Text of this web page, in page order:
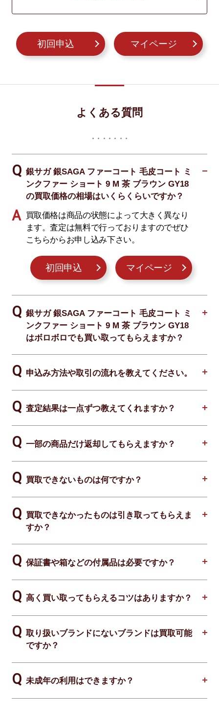
初回申込 マイページ
よくある質問
銀サガ 銀SAGA ファーコート 毛皮コート ミ
ンクファー ショート 9 M 茶 ブラウン GY18
の買取価格の相場はいくらくらいですか？
買取価格は商品の状態によって大きく異なり
ます。査定は無料で行っておりますのでぜひ
こちらからお申し込み下さい。
初回申込 マイページ
銀サガ 銀SAGA ファーコート 毛皮コート ミ
ンクファー ショート 9 M 茶 ブラウン GY18
はボロボロでも買い取ってもらえますか？
申込み方法や取引の流れを教えてください。
査定結果は一点ずつ教えてくれますか？
一部の商品だけ返却してもらえますか？
買取できないものは何ですか？
買取できなかったものは引き取ってもらえま
すか？
保証書や箱などの付属品は必要ですか？
高く買い取ってもらえるコツはありますか？
取り扱いブランドにないブランドは買取可能
ですか？
未成年の利用はできますか？